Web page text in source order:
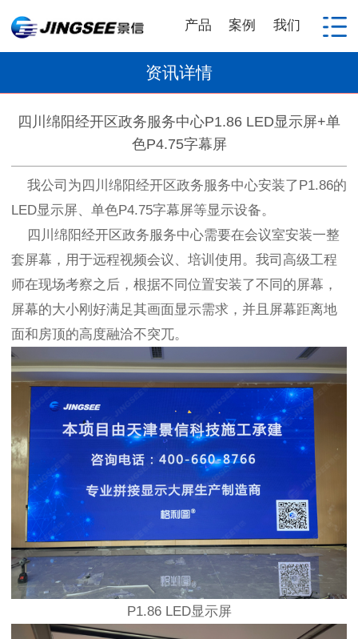
产品 案例 我们
资讯详情
四川绵阳经开区政务服务中心P1.86 LED显示屏+单
色P4.75字幕屏
我公司为四川绵阳经开区政务服务中心安装了P1.86的
LED显示屏、单色P4.75字幕屏等显示设备。
四川绵阳经开区政务服务中心需要在会议室安装一整
套屏幕，用于远程视频会议、培训使用。我司高级工程
师在现场考察之后，根据不同位置安装了不同的屏幕，
屏幕的大小刚好满足其画面显示需求，并且屏幕距离地
面和房顶的高度融洽不突兀。
P1.86 LED显示屏